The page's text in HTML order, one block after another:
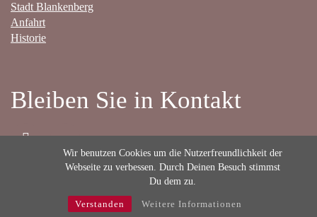
Wir benutzen Cookies um die Nutzerfreundlichkeit der
Webseite zu verbessen. Durch Deinen Besuch stimmst
Du dem zu.
Verstanden Weitere Informationen
Stadt Blankenberg
Anfahrt
Historie
Bleiben Sie in Kontakt
Kontakt-Jobs -Impressum-Datenschutz